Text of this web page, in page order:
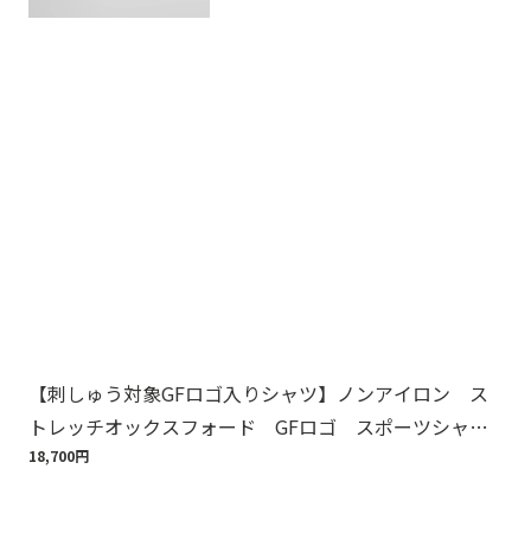
【刺しゅう対象GFロゴ入りシャツ】ノンアイロン ス
トレッチオックスフォード GFロゴ スポーツシャ
ツ Regular Fit
18,700円